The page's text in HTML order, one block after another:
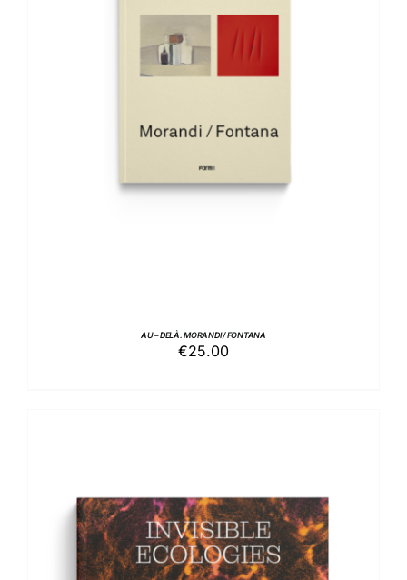
AGGIUNGI AL CARRELLO
AU – DELÀ. MORANDI / FONTANA
€25.00